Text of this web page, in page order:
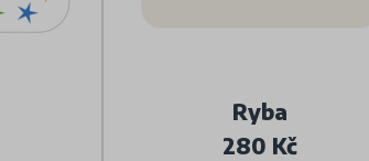
Ryba
280 Kč